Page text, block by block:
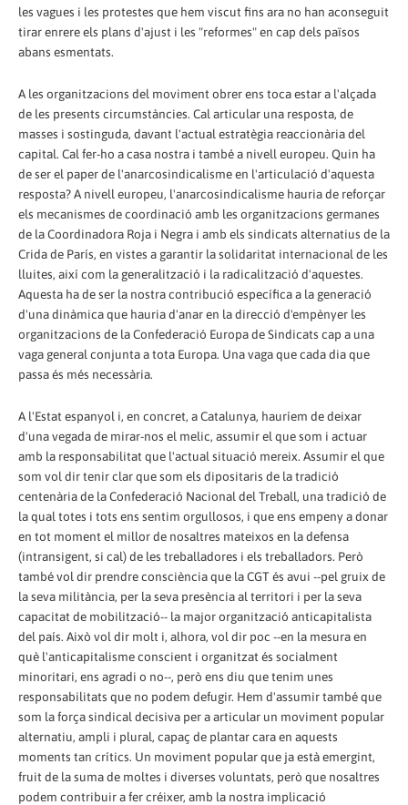
les vagues i les protestes que hem viscut fins ara no han aconseguit
tirar enrere els plans d'ajust i les "reformes" en cap dels països
abans esmentats.
A les organitzacions del moviment obrer ens toca estar a l'alçada
de les presents circumstàncies. Cal articular una resposta, de
masses i sostinguda, davant l'actual estratègia reaccionària del
capital. Cal fer-ho a casa nostra i també a nivell europeu. Quin ha
de ser el paper de l'anarcosindicalisme en l'articulació d'aquesta
resposta? A nivell europeu, l'anarcosindicalisme hauria de reforçar
els mecanismes de coordinació amb les organitzacions germanes
de la Coordinadora Roja i Negra i amb els sindicats alternatius de la
Crida de París, en vistes a garantir la solidaritat internacional de les
lluites, així com la generalització i la radicalització d'aquestes.
Aquesta ha de ser la nostra contribució específica a la generació
d'una dinàmica que hauria d'anar en la direcció d'empènyer les
organitzacions de la Confederació Europa de Sindicats cap a una
vaga general conjunta a tota Europa. Una vaga que cada dia que
passa és més necessària.
A l'Estat espanyol i, en concret, a Catalunya, hauríem de deixar
d'una vegada de mirar-nos el melic, assumir el que som i actuar
amb la responsabilitat que l'actual situació mereix. Assumir el que
som vol dir tenir clar que som els dipositaris de la tradició
centenària de la Confederació Nacional del Treball, una tradició de
la qual totes i tots ens sentim orgullosos, i que ens empeny a donar
en tot moment el millor de nosaltres mateixos en la defensa
(intransigent, si cal) de les treballadores i els treballadors. Però
també vol dir prendre consciència que la CGT és avui --pel gruix de
la seva militància, per la seva presència al territori i per la seva
capacitat de mobilització-- la major organització anticapitalista
del país. Això vol dir molt i, alhora, vol dir poc --en la mesura en
què l'anticapitalisme conscient i organitzat és socialment
minoritari, ens agradi o no--, però ens diu que tenim unes
responsabilitats que no podem defugir. Hem d'assumir també que
som la força sindical decisiva per a articular un moviment popular
alternatiu, ampli i plural, capaç de plantar cara en aquests
moments tan crítics. Un moviment popular que ja està emergint,
fruit de la suma de moltes i diverses voluntats, però que nosaltres
podem contribuir a fer créixer, amb la nostra implicació